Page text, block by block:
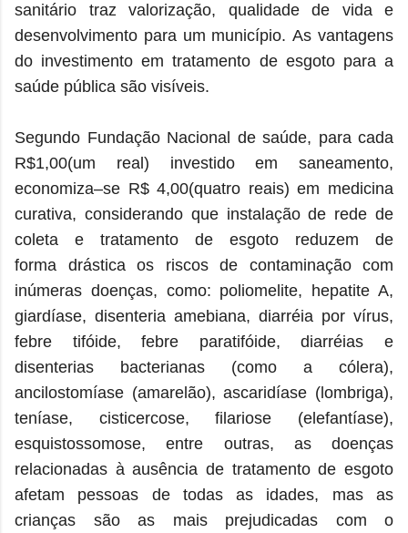
sanitário traz valorização, qualidade de vida e
desenvolvimento para um município.As vantagens
do investimento em tratamento de esgoto para a
saúde pública são visíveis.
Segundo Fundação Nacional de saúde, para cada
R$1,00(um real) investido em saneamento,
economiza–se R$ 4,00(quatro reais) em medicina
curativa, considerando queinstalação de rede de
coleta e tratamento de esgoto reduzem de
forma drástica os riscos de contaminação com
inúmeras doenças, como: poliomelite, hepatite A,
giardíase, disenteria amebiana, diarréia por vírus,
febre tifóide, febre paratifóide, diarréias e
disenterias bacterianas (como a cólera),
ancilostomíase (amarelão), ascaridíase (lombriga),
teníase, cisticercose, filariose (elefantíase),
esquistossomose, entre outras, as doenças
relacionadas à ausência de tratamento de esgoto
afetam pessoas de todas as idades, mas as
crianças são as mais prejudicadas com o